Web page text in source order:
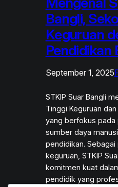
Bangli,
Keguruan
Pendidikan
September 1, 2025
STKIP Suar Bangli
Tinggi Keguruan
yang berfokus pada
sumber daya
pendidikan.
keguruan, STKIP
komitmen kuat
pendidik yang